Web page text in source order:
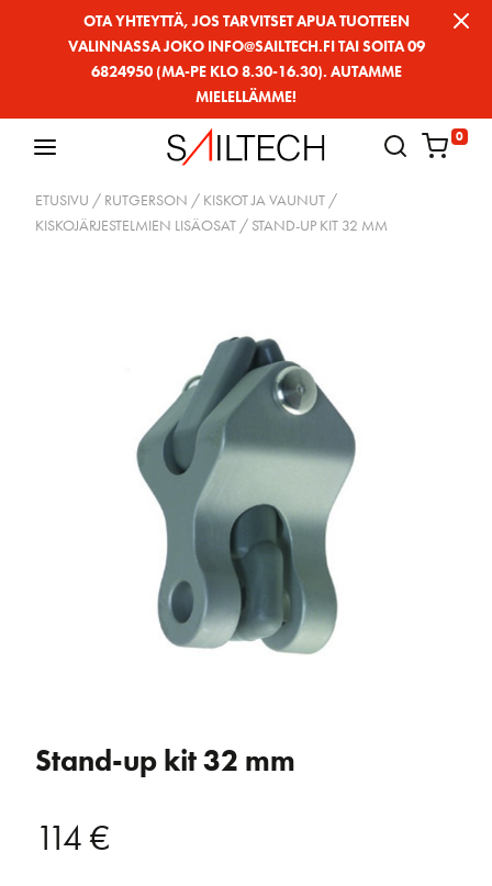
OTA YHTEYTTÄ, JOS TARVITSET APUA TUOTTEEN
VALINNASSA JOKO INFO@SAILTECH.FI TAI SOITA 09
6824950 (MA-PE KLO 8.30-16.30). AUTAMME
MIELELLÄMME!
0
ETUSIVU / RUTGERSON / KISKOT JA VAUNUT /
KISKOJÄRJESTELMIEN LISÄOSAT / STAND-UP KIT 32 MM
Stand-up kit 32 mm
114€